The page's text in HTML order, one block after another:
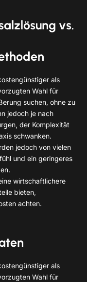
vs.
als
Wahl für
suchen, ohne zu
jedoch je nach
der Komplexität
schwanken.
jedoch von vielen
und ein geringeres
wirtschaftlichere
bieten,
achten.
als
Wahl für